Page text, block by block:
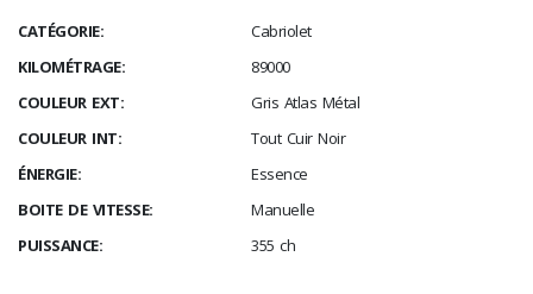
CATÉGORIE:
Cabriolet
KILOMÉTRAGE:
89000
COULEUR EXT:
Gris Atlas Métal
COULEUR INT:
Tout Cuir Noir
ÉNERGIE:
Essence
BOITE DE VITESSE:
Manuelle
PUISSANCE:
355 ch